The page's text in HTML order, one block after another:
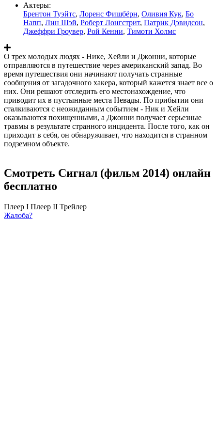
Актеры:
Брентон Туэйтс, Лоренс Фишбёрн, Оливия Кук, Бо
Напп, Лин Шэй, Роберт Лонгстрит, Патрик Дэвидсон,
Джеффри Гроувер, Рой Кенни, Тимоти Холмс
О трех молодых людях - Нике, Хейли и Джонни, которые
отправляются в путешествие через американский запад. Во
время путешествия они начинают получать странные
сообщения от загадочного хакера, который кажется знает все о
них. Они решают отследить его местонахождение, что
приводит их в пустынные места Невады. По прибытии они
сталкиваются с неожиданным событием - Ник и Хейли
оказываются похищенными, а Джонни получает серьезные
травмы в результате странного инцидента. После того, как он
приходит в себя, он обнаруживает, что находится в странном
подземном объекте.
Смотреть Сигнал (фильм 2014) онлайн
бесплатно
Плеер I Плеер II Трейлер
Жалоба?